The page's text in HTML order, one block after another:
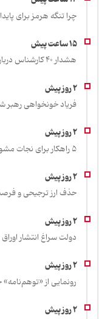
چرا تنگه هرمز برای
هشدار 40 کارشناس درباره باز شدن تنگه هرمز
فریاد خونخواهی رهبر
۵ راهکار برای نجات مشوق‌های مالیاتی از رانت و فساد
حذف ارز ترجیحی و فرصت
دولت سراغ انتشار
رونمایی از